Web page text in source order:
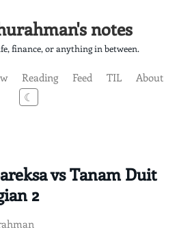
notes
finance, or anything in between.
Reading Feed TIL
About
☾
vs Tanam Duit
2